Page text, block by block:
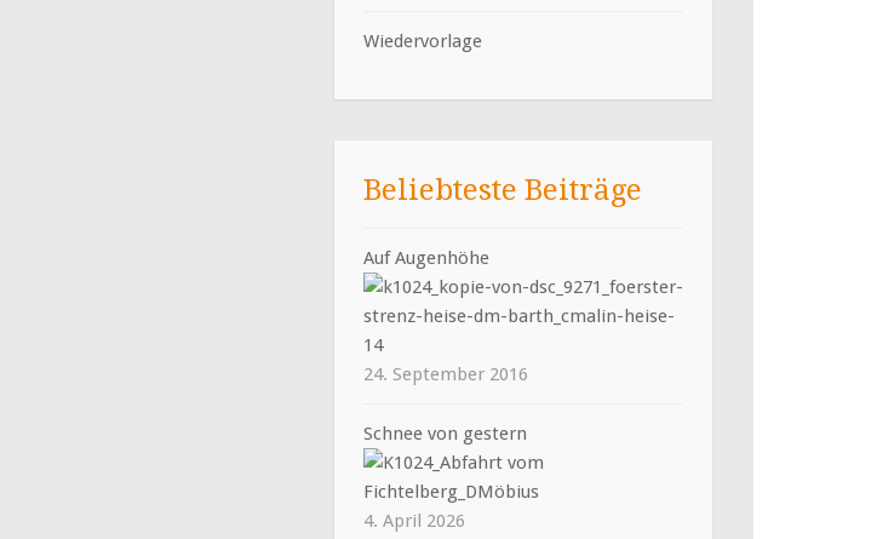
Wiedervorlage
Beliebteste Beiträge
Auf Augenhöhe
24. September 2016
Schnee von gestern
4. April 2026